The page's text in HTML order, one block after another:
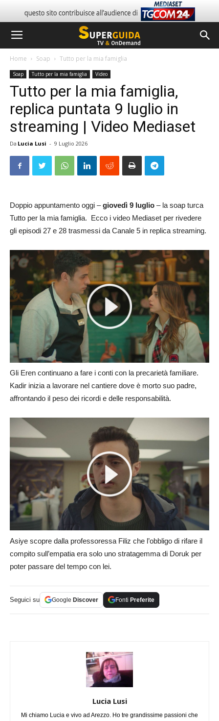
Home Soap Tutto per la mia famiglia
Soap Tutto per la mia famiglia Video
Tutto per la mia famiglia,
replica puntata 9 luglio in
streaming | Video Mediaset
Da Lucia Lusi - 9 Luglio 2026
Doppio appuntamento oggi –giovedì 9 luglio – la soap turca
Tutto per la mia famiglia. Ecco i video Mediaset per rivedere
gli episodi 27 e 28 trasmessi da Canale 5 in replica streaming.
Gli Eren continuano a fare i conti con la precarietà familiare.
Kadir inizia a lavorare nel cantiere dove è morto suo padre,
affrontando il peso dei ricordi e delle responsabilità.
Asiye scopre dalla professoressa Filiz che l’obbligo di rifare il
compito sull’empatia era solo uno stratagemma di Doruk per
poter passare del tempo con lei.
Seguici su Google Discover Fonti Preferite
Lucia Lusi
Mi chiamo Lucia e vivo ad Arezzo. Ho tre grandissime passioni che